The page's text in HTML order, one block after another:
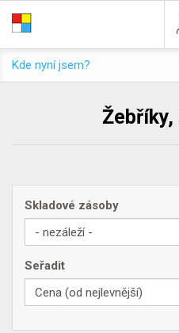
Kde nyní jsem?
Žebříky,
Skladové zásoby
- nezáleží -
Seřadit
Cena (od nejlevnější)